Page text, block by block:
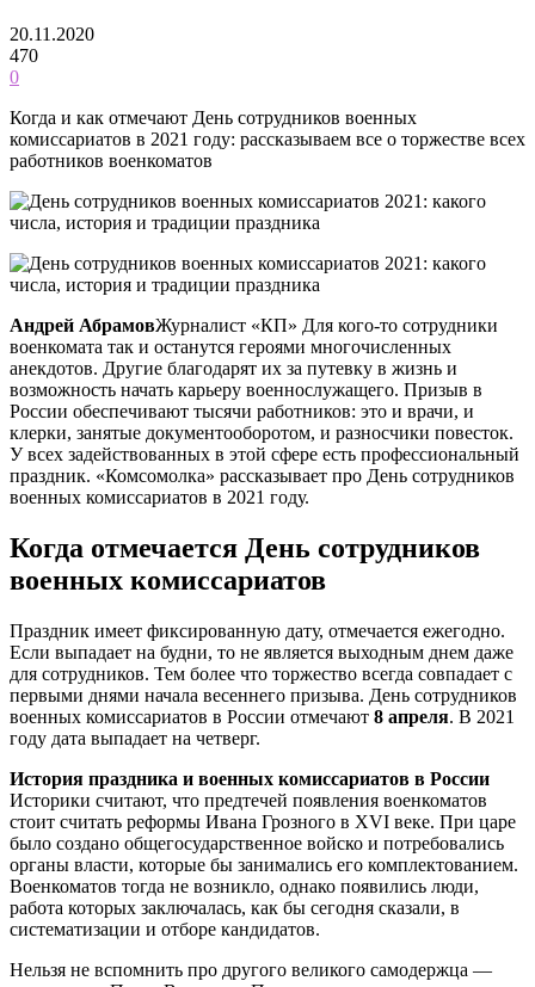
20.11.2020
470
0
Когда и как отмечают День сотрудников военных
комиссариатов в 2021 году: рассказываем все о торжестве всех
работников военкоматов
Андрей АбрамовЖурналист «КП» Для кого-то сотрудники
военкомата так и останутся героями многочисленных
анекдотов. Другие благодарят их за путевку в жизнь и
возможность начать карьеру военнослужащего. Призыв в
России обеспечивают тысячи работников: это и врачи, и
клерки, занятые документооборотом, и разносчики повесток.
У всех задействованных в этой сфере есть профессиональный
праздник. «Комсомолка» рассказывает про День сотрудников
военных комиссариатов в 2021 году.
Когда отмечается День сотрудников
военных комиссариатов
Праздник имеет фиксированную дату, отмечается ежегодно.
Если выпадает на будни, то не является выходным днем даже
для сотрудников. Тем более что торжество всегда совпадает с
первыми днями начала весеннего призыва. День сотрудников
военных комиссариатов в России отмечают 8 апреля. В 2021
году дата выпадает на четверг.
История праздника и военных комиссариатов в России
Историки считают, что предтечей появления военкоматов
стоит считать реформы Ивана Грозного в XVI веке. При царе
было создано общегосударственное войско и потребовались
органы власти, которые бы занимались его комплектованием.
Военкоматов тогда не возникло, однако появились люди,
работа которых заключалась, как бы сегодня сказали, в
систематизации и отборе кандидатов.
Нельзя не вспомнить про другого великого самодержца —